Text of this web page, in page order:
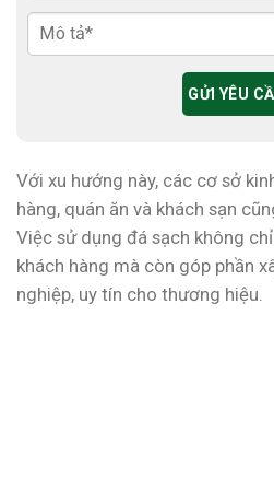
Với xu hướng này, các cơ sở
hàng, quán ăn và khách sạn
Việc sử dụng đá sạch không
khách hàng mà còn góp phần
nghiệp, uy tín cho thương hiệu.